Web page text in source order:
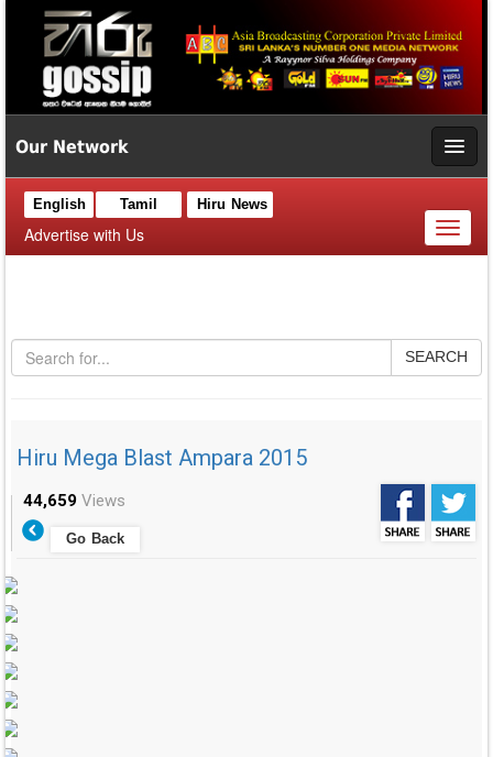
Our Network
English Tamil Hiru News
Advertise with Us
Toggle
SEARCH
Hiru Mega Blast Ampara 2015
44,659 Views
Go Back